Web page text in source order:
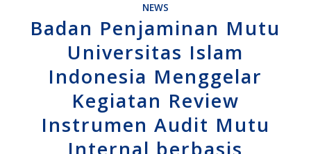
NEWS
Badan Penjaminan Mutu
Universitas Islam
Indonesia Menggelar
Kegiatan Review
Instrumen Audit Mutu
Internal berbasis